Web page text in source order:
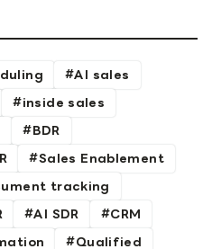
AI sales
inside sales
BDR
Sales Enablement
tracking
AI SDR CRM
Qualified